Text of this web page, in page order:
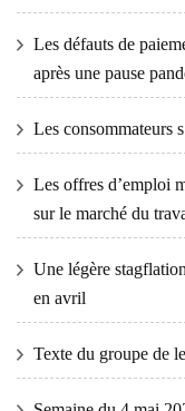
Les défauts de
après une pause
Les consommateurs
Les offres d’emploi
sur le marché du
Une légère
en avril
Texte du groupe de